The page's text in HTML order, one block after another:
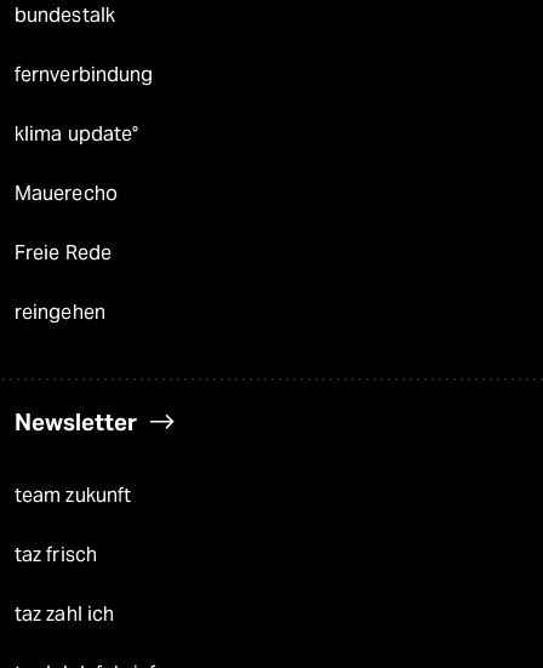
bundestalk
fernverbindung
klima update°
Mauerecho
Freie Rede
reingehen
Newsletter
team zukunft
taz frisch
taz zahl ich